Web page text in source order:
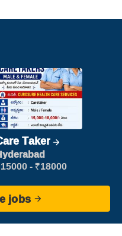
Taker
- ₹18000
jobs